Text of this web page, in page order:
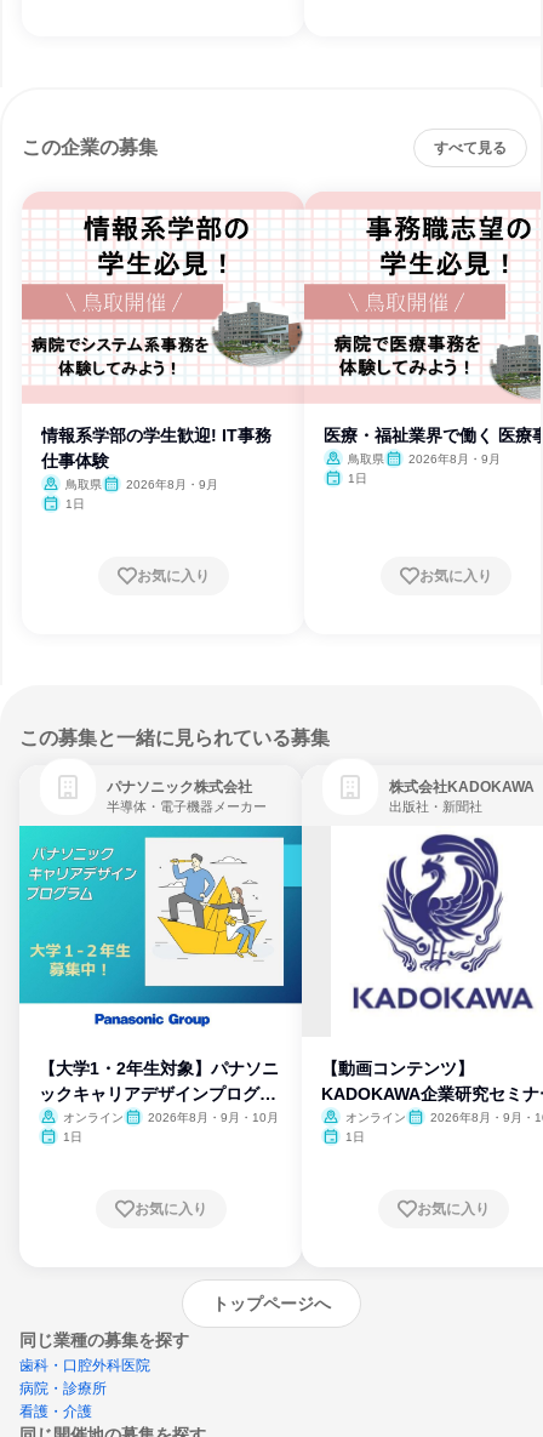
この企業の募集 すべて見る
情報系学部の学生歓迎! IT事務
仕事体験
鳥取県
2026年8月・9月
1日
お気に入り
医療・福祉業界で働く 医療
鳥取県
2026年8月・9月
1日
お気に入り
この募集と一緒に見られている募集
パナソニック株式会社
半導体・電子機器メーカー
【大学1・2年生対象】パナソニ
ックキャリアデザインプログラ
ム
オンライン
2026年8月・9月・10月
1日
お気に入り
株式会社KADOKAWA
出版社・新聞社
【動画コンテンツ】
KADOKAWA企業研究セミナ
オンライン
2026年8月・9月・
1日
お気に入り
トップページへ
同じ業種の募集を探す
歯科・口腔外科医院
病院・診療所
看護・介護